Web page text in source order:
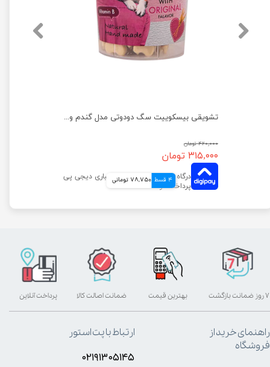
تشویقی بیسکوییت سگ دودوتی مدل گندم وزن 150 گرم
۴۲۰,۰۰۰ تومان
۳۱۵,۰۰۰ تومان
4 قسط 78,750 تومانی
بهترین قیمت پرداخت آنلاین ۷ روز ضمانت بازگشت ضمانت اصالت کالا
راهنمای خرید از
فروشگاه
ارتباط با پت استور
۰۲۱۹۱۳۰۵۱۴۵